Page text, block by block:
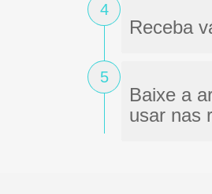
4
Receba
5
Baixe a
usar nas